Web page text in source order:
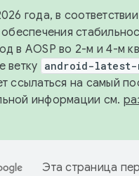
года, в
обеспечения
в AOSP во 2-м и 4-м
ветку android-latest-
ссылаться на самый
информации см.
Эта страница